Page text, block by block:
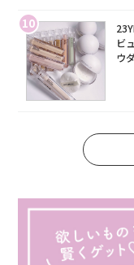
10
ビ
ウ